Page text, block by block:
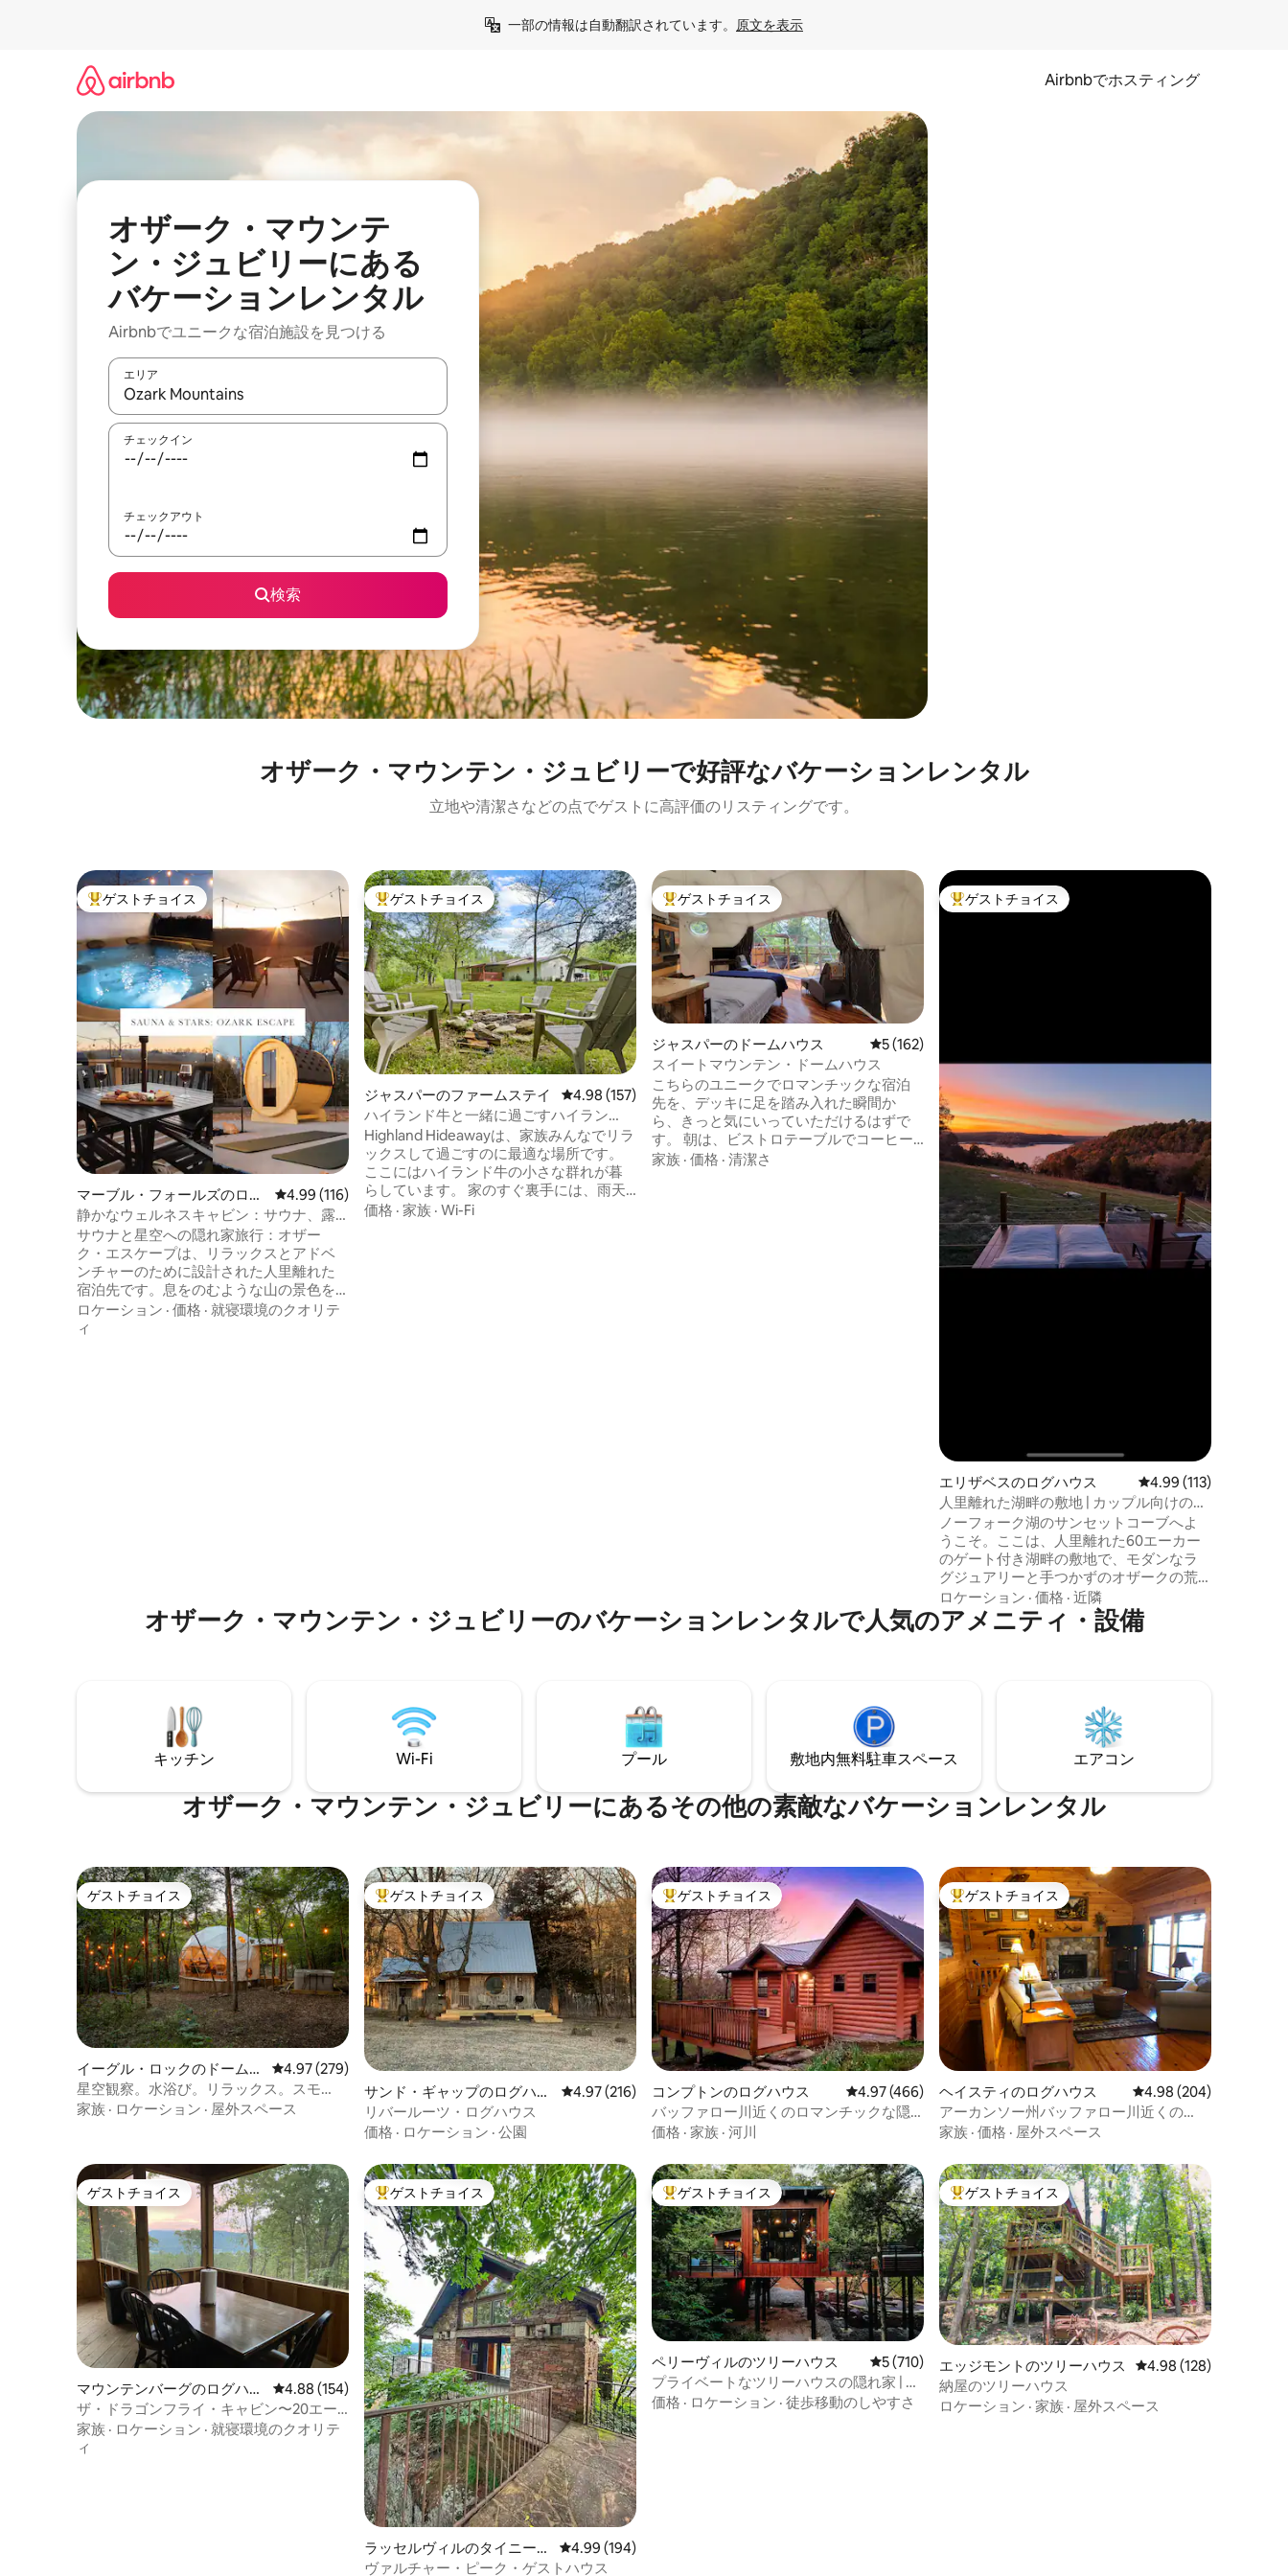
一部の情報は自動翻訳されています。 原文を表示
Airbnbでホスティング
オザーク・マウンテ
ン・ジュビリーにある
バケーションレンタル
Airbnbでユニークな宿泊施設を見つける
エリア
検索結果が表示されたら、上下の矢印キーを使って移動するか、画面をタッチまたはスワイプして検索結果を確認することができます。
チェックイン
チェックアウト
検索
オザーク・マウンテン・ジュビリーで好評なバケーションレンタル
立地や清潔さなどの点でゲストに高評価のリスティングです。
大好評のゲストチョイスです。
ゲストチョイス
マーブル・フォールズのログ
ハウス
レビュー116件、5つ星中4.99つ星の平均評価
4.99 (116)
静かなウェルネスキャビン：サウナ、露
天風呂、絶景
サウナと星空への隠れ家旅行：オザー
ク・エスケープは、リラックスとアドベ
ンチャーのために設計された人里離れた
宿泊先です。息をのむような山の景色を
眺めながら、ホットタブとサウナでリラ
ックスしましょう。星空観賞、ヤードゲ
ロケーション · 価格 · 就寝環境のクオリテ
ィ
大好評のゲストチョイスです。
ゲストチョイス
ジャスパーのファームステイ レビュー157件、5つ星中4.98つ星の平均評価
4.98 (157)
ハイランド牛と一緒に過ごすハイラン
ド・ハイドウェイ！
Highland Hideawayは、家族みんなでリラ
ックスして過ごすのに最適な場所です。
ここにはハイランド牛の小さな群れが暮
らしています。 家のすぐ裏手には、雨天
時の水源となる小川があり、岩の崖とフ
価格 · 家族 · Wi-Fi
大好評のゲストチョイスです。
ゲストチョイス
ジャスパーのドームハウス レビュー162件、5つ星中5つ星の平均評価
5 (162)
スイートマウンテン・ドームハウス
こちらのユニークでロマンチックな宿泊
先を、デッキに足を踏み入れた瞬間か
ら、きっと気にいっていただけるはずで
す。 朝は、ビストロテーブルでコーヒー
（4種類の方法のいずれかで作る）または
家族 · 価格 · 清潔さ
大好評のゲストチョイスです。
ゲストチョイス
エリザベスのログハウス レビュー113件、5つ
4.99 (113)
人里離れた湖畔の敷地 | カップル向けの隠
れ家
ノーフォーク湖のサンセットコーブへよ
うこそ。ここは、人里離れた60エーカー
のゲート付き湖畔の敷地で、モダンなラ
グジュアリーと手つかずのオザークの荒
野が融合しています。目を覚ますと広大
な湖の景色が見え、ノーフォーク湖を見
渡せる豪華なプールで1日を過ごし、静か
内には他に2軒の宿泊施設しかなく、周囲
は500エーカー以上の荒野に囲まれている
ため、人とのつながりや忘れられない瞬
間を過ごすために設計された、稀な休暇
ロケーション · 価格 · 近隣
オザーク・マウンテン・ジュビリーのバケーションレンタルで人気のアメニティ・設備
キッチン Wi-Fi プール 敷地内無料駐⁠車ス⁠ペ⁠ー⁠ス エアコン
オザーク・マウンテン・ジュビリーにあるその他の素敵なバケーションレンタル
ゲストチョイス
ゲストチョイス
イーグル・ロックのドームハ
ウス
レビュー279件、5つ星中4.97つ星の平均評価
4.97 (279)
星空観察。水浴び。リラックス。スモ
ア。繰り返そう
家族 · ロケーション · 屋外スペース
大好評のゲストチョイスです。
ゲストチョイス
サンド・ギャップのログハウ
ス
レビュー216件、5つ星中4.97つ星の平均評価
4.97 (216)
リバールーツ・ログハウス
価格 · ロケーション · 公園
大好評のゲストチョイスです。
ゲストチョイス
コンプトンのログハウス レビュー466件、5つ星中4.97つ星の平均評価
4.97 (466)
バッファロー川近くのロマンチックな隠
れ家（露天風呂・ジャグジー付き）
価格 · 家族 · 河川
大好評のゲストチョイスです。
ゲストチョイス
ヘイスティのログハウス レビュー204件、5つ星
4.98 (204)
アーカンソー州バッファロー川近くの
Misty Hollow Hideaway
家族 · 価格 · 屋外スペース
ゲストチョイス
ゲストチョイス
マウンテンバーグのログハウ
ス
レビュー154件、5つ星中4.88つ星の平均評価
4.88 (154)
ザ・ドラゴンフライ・キャビン〜20エー
カーの広大な敷地／マウンテンビュー
家族 · ロケーション · 就寝環境のクオリテ
ィ
大好評のゲストチョイスです。
ゲストチョイス
ラッセルヴィルのタイニーハ
ウス
レビュー194件、5つ星中4.99つ星の平均評価
4.99 (194)
ヴァルチャー・ピーク・ゲストハウス
大好評のゲストチョイスです。
ゲストチョイス
ペリーヴィルのツリーハウス レビュー710件、5つ星中5つ星の平均評価
5 (710)
プライベートなツリーハウスの隠れ家 | 露
天風呂・ジャグジー
価格 · ロケーション · 徒歩移動のしやすさ
大好評のゲストチョイスです。
ゲストチョイス
エッジモントのツリーハウス レビュー128件、5つ
4.98 (128)
納屋のツリーハウス
ロケーション · 家族 · 屋外スペース